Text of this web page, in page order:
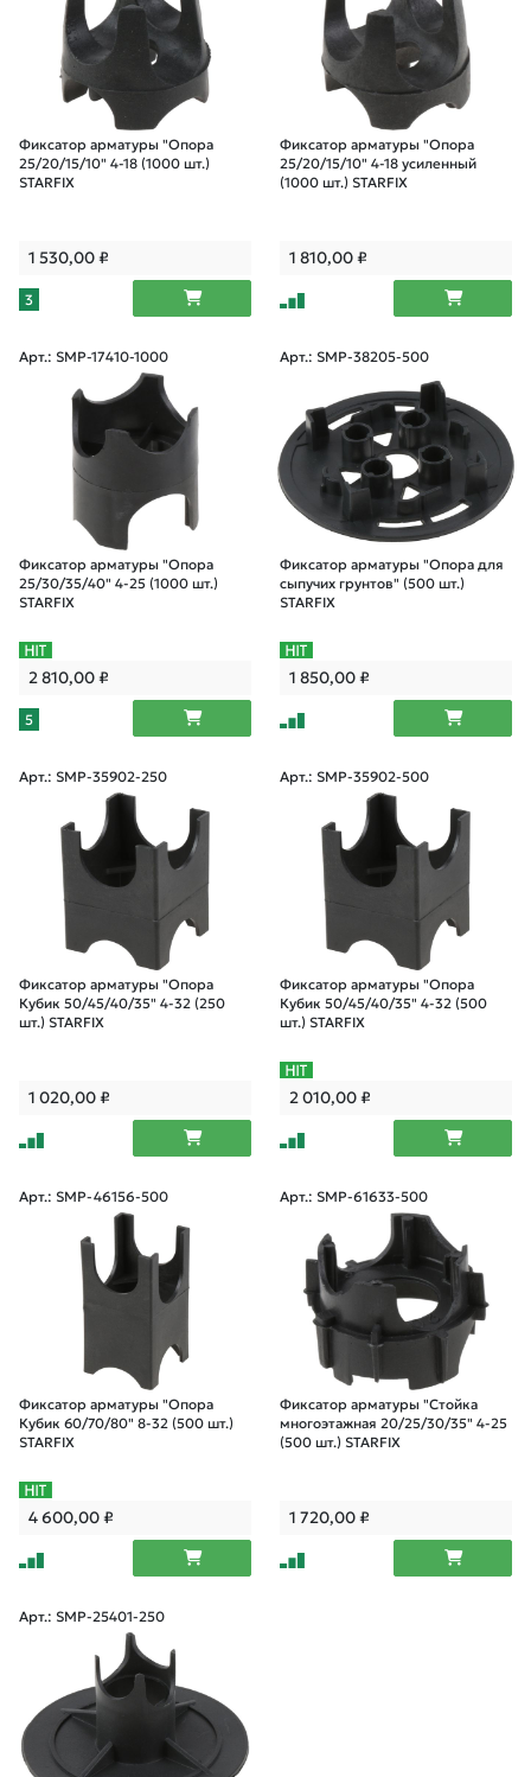
Фиксатор арматуры "Опора
25/20/15/10" 4-18 (1000 шт.)
STARFIX
1 530,00₽
3
Фиксатор арматуры "Опора
25/20/15/10" 4-18 усиленный
(1000 шт.) STARFIX
1 810,00₽
Арт.: SMP-17410-1000
Фиксатор арматуры "Опора
25/30/35/40" 4-25 (1000 шт.)
STARFIX
2 810,00₽
5
Арт.: SMP-38205-500
Фиксатор арматуры "Опора для
сыпучих грунтов" (500 шт.)
STARFIX
1 850,00₽
Арт.: SMP-35902-250
Фиксатор арматуры "Опора
Кубик 50/45/40/35" 4-32 (250
шт.) STARFIX
1 020,00₽
Арт.: SMP-35902-500
Фиксатор арматуры "Опора
Кубик 50/45/40/35" 4-32 (500
шт.) STARFIX
2 010,00₽
Арт.: SMP-46156-500
Фиксатор арматуры "Опора
Кубик 60/70/80" 8-32 (500 шт.)
STARFIX
4 600,00₽
Арт.: SMP-61633-500
Фиксатор арматуры "Стойка
многоэтажная 20/25/30/35" 4-25
(500 шт.) STARFIX
1 720,00₽
Арт.: SMP-25401-250